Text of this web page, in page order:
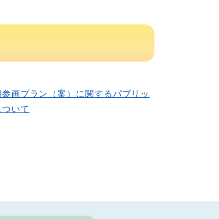
画プラン（案）に関するパブリッ
いて